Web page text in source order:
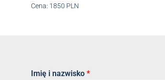
Cena: 1850 PLN
Imię i nazwisko *